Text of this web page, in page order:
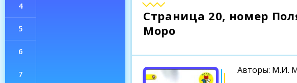
Страница 20, номер
Моро
Авторы: М.И.
4
5
6
7